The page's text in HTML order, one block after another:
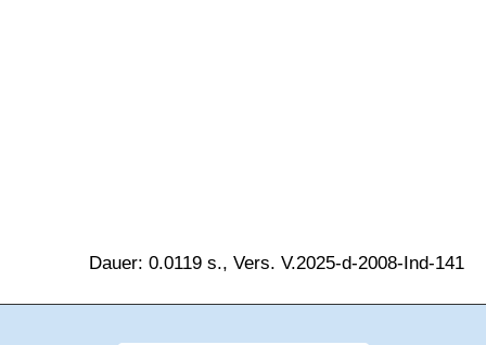
Dauer: 0.0119 s., Vers. V.2025-d-2008-Ind-141